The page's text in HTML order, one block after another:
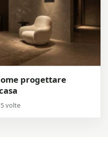
progettare
volte